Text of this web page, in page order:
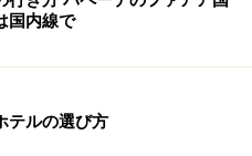
国内線で
テルの選び方